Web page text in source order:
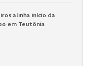
alinha início da
em Teutônia